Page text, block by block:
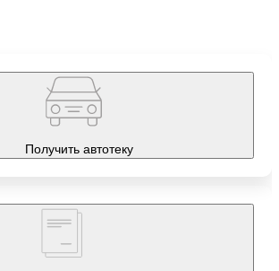
Получить автотеку